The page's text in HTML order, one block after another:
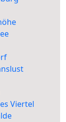
Viertel